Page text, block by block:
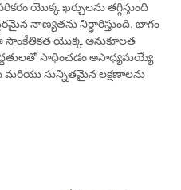
యొక్క ఖర్చులను తగ్గిస్తుంది
నాణ్యతను నిర్ధారిస్తుంది. భాగం
యొక్క అనుకూలత
సాధించడం అసాధ్యమయ్యే
మరియు సున్నితమైన లక్షణాలను